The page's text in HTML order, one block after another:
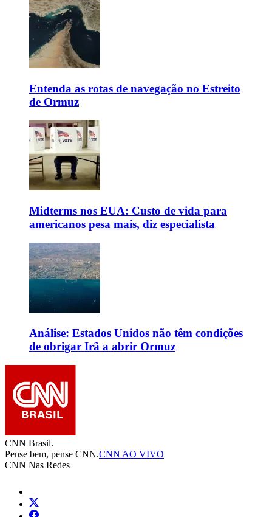
Entenda as rotas de navegação no Estreito
de Ormuz
Midterms nos EUA: Custo de vida para
americanos pesa mais, diz especialista
Análise: Estados Unidos não têm condições
de obrigar Irã a abrir Ormuz
CNN Brasil.
Pense bem, pense CNN.CNN AO VIVO
CNN Nas Redes